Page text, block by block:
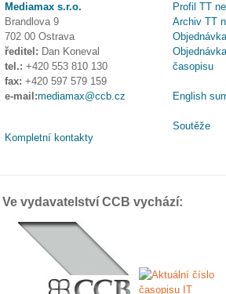
Mediamax s.r.o.
Brandlova 9
702 00 Ostrava
ředitel: Dan Koneval
tel.: +420 553 810 130
fax: +420 597 579 159
e-mail:mediamax@ccb.cz
Kompletní kontakty
Profil TT
Archiv TT
časopisu
English
Soutěže
Ve vydavatelství CCB vychází: